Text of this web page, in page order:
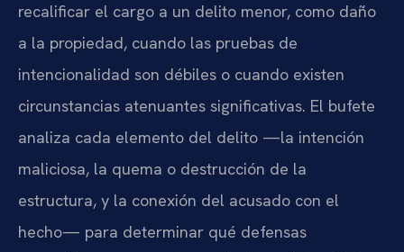
recalificar el cargo a un delito menor, como daño
a la propiedad, cuando las pruebas de
intencionalidad son débiles o cuando existen
circunstancias atenuantes significativas. El bufete
analiza cada elemento del delito —la intención
maliciosa, la quema o destrucción de la
estructura, y la conexión del acusado con el
hecho— para determinar qué defensas